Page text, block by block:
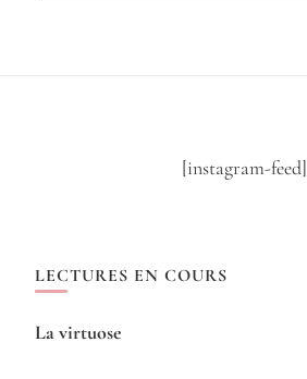
[instagram-feed]
LECTURES EN COURS
La virtuose